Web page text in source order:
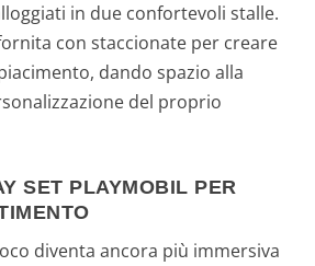
in due confortevoli stalle.
con staccionate per creare
dando spazio alla
del proprio
SET PLAYMOBIL PER
diventa ancora più immersiva